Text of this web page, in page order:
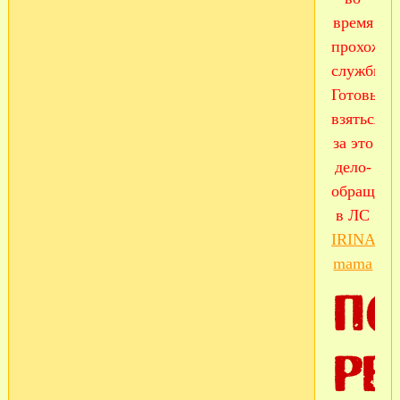
время
службы!
Готовые
взяться
за это
дело-
в ЛС
IRINA
mama